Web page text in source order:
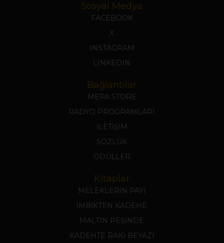
Sosyal Medya
FACEBOOK
X
INSTAGRAM
LINKEDIN
Bağlantılar
MEPA STORE
RADYO PROGRAMLARI
İLETİŞİM
SÖZLÜK
ÖDÜLLER
Kitaplar
MELEKLERİN PAYI
İMBİKTEN KADEHE
MALTIN PEŞİNDE
KADEHTE RAKI BEYAZI